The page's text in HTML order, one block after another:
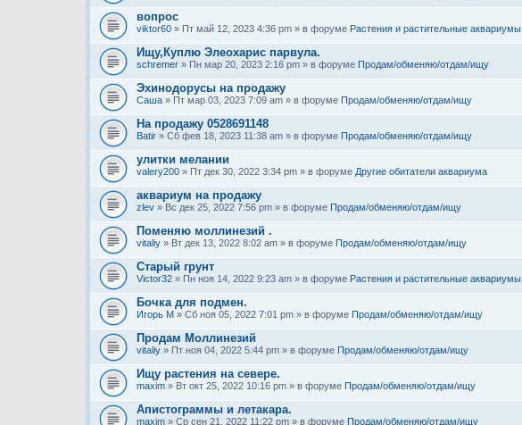
вопрос
viktor60 » Пт май 12, 2023 4:36 pm » в форуме Растения и растительные аквариумы
Ищу,Куплю Элеохарис парвула.
schremer » Пн мар 20, 2023 2:16 pm » в форуме Продам/обменяю/отдам/ищу
Эхинодорусы на продажу
Саша » Пт мар 03, 2023 7:09 am » в форуме Продам/обменяю/отдам/ищу
На продажу 0528691148
Batir » Сб фев 18, 2023 11:38 am » в форуме Продам/обменяю/отдам/ищу
улитки мелании
valery200 » Пт дек 30, 2022 3:34 pm » в форуме Другие обитатели аквариума
аквариум на продажу
zlev » Вс дек 25, 2022 7:56 pm » в форуме Продам/обменяю/отдам/ищу
Поменяю моллинезий .
vitaliy » Вт дек 13, 2022 8:02 am » в форуме Продам/обменяю/отдам/ищу
Старый грунт
Victor32 » Пн ноя 14, 2022 9:23 am » в форуме Растения и растительные аквариумы
Бочка для подмен.
Игорь М » Сб ноя 05, 2022 7:01 pm » в форуме Продам/обменяю/отдам/ищу
Продам Моллинезий
vitaliy » Пт ноя 04, 2022 5:44 pm » в форуме Продам/обменяю/отдам/ищу
Ищу растения на севере.
maxim » Вт окт 25, 2022 10:16 pm » в форуме Продам/обменяю/отдам/ищу
Апистограммы и летакара.
maxim » Ср сен 21, 2022 11:22 pm » в форуме Продам/обменяю/отдам/ищу